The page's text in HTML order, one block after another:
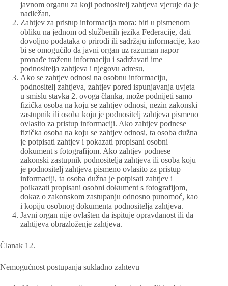
javnom organu za koji podnositelj zahtjeva vjeruje da je
nadležan,
Zahtjev za pristup informacija mora: biti u pismenom
obliku na jednom od službenih jezika Federacije, dati
dovoljno podataka o prirodi ili sadržaju informacije, kao
bi se omogućilo da javni organ uz razuman napor
pronađe traženu informaciju i sadržavati ime
podnositelja zahtjeva i njegovu adresu,
Ako se zahtjev odnosi na osobnu informaciju,
podnositelj zahtjeva, zahtjev pored ispunjavanja uvjeta
u smislu stavka 2. ovoga članka, može podnijeti samo
fizička osoba na koju se zahtjev odnosi, nezin zakonski
zastupnik ili osoba koju je podnositelj zahtjeva pismeno
ovlasito za pristup informaciji. Ako zahtjev podnese
fizička osoba na koju se zahtjev odnosi, ta osoba dužna
je potpisati zahtjev i pokazati propisani osobni
dokument s fotografijom. Ako zahtjev podnese
zakonski zastupnik podnositelja zahtjeva ili osoba koju
je podnositelj zahtjeva pismeno ovlasito za pristup
informaciji, ta osoba dužna je potpisati zahtjev i
poikazati propisani osobni dokument s fotografijom,
dokaz o zakonskom zastupanju odnosno punomoć, kao
i kopiju osobnog dokumenta podnositelja zahtjeva.
Javni organ nije ovlašten da ispituje opravdanost ili da
zahtijeva obrazloženje zahtjeva.
Članak 12.
Nemogućnost postupanja sukladno zahtevu